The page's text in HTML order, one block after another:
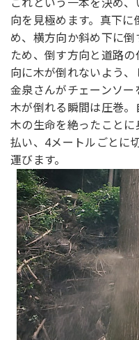
向を見極めます。真下
め、横方向か斜め下に
ため、倒す方向と道路
向に木が倒れないよう、
金泉さんがチェーンソー
木が倒れる瞬間は圧巻
木の生命を絶ったこと
払い、4メートルごとに
運びます。